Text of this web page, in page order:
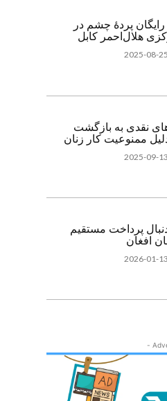
پردۀ چشم در
هلال‌احمر کابل
2025-08-25
نقدی به بازگشت
ممنوعیت کار زنان
2025-09-13
پرداخت مستقیم
افغان
2026-01-13